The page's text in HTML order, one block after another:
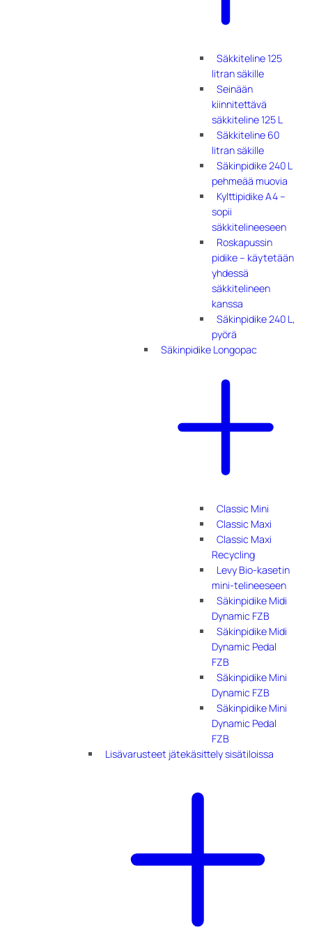
Säkkiteline 125
litran säkille
Seinään
kiinnitettävä
säkkiteline 125 L
Säkkiteline 60
litran säkille
Säkinpidike 240 L
pehmeää muovia
Kylttipidike A4 –
sopii
säkkitelineeseen
Roskapussin
pidike – käytetään
yhdessä
säkkitelineen
kanssa
Säkinpidike 240 L,
pyörä
Säkinpidike Longopac
Classic Mini
Classic Maxi
Classic Maxi
Recycling
Levy Bio-kasetin
mini-telineeseen
Säkinpidike Midi
Dynamic FZB
Säkinpidike Midi
Dynamic Pedal
FZB
Säkinpidike Mini
Dynamic FZB
Säkinpidike Mini
Dynamic Pedal
FZB
Lisävarusteet jätekäsittely sisätiloissa